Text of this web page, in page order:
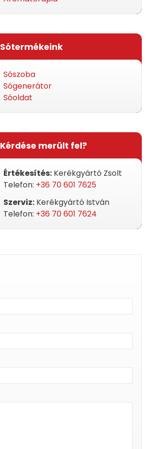
Sótermékeink
Sószoba
Sógenerátor
Sóoldat
Kérdése merült fel?
Értékesítés: Kerékgyártó Zsolt
Telefon: +36 70 601 7625
Szerviz: Kerékgyártó István
Telefon: +36 70 601 7624